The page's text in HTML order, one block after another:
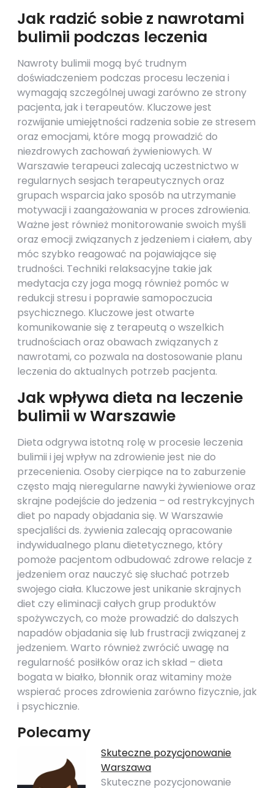
Jak radzić sobie z nawrotami
bulimii podczas leczenia
Nawroty bulimii mogą być trudnym
doświadczeniem podczas procesu leczenia i
wymagają szczególnej uwagi zarówno ze strony
pacjenta, jak i terapeutów. Kluczowe jest
rozwijanie umiejętności radzenia sobie ze stresem
oraz emocjami, które mogą prowadzić do
niezdrowych zachowań żywieniowych. W
Warszawie terapeuci zalecają uczestnictwo w
regularnych sesjach terapeutycznych oraz
grupach wsparcia jako sposób na utrzymanie
motywacji i zaangażowania w proces zdrowienia.
Ważne jest również monitorowanie swoich myśli
oraz emocji związanych z jedzeniem i ciałem, aby
móc szybko reagować na pojawiające się
trudności. Techniki relaksacyjne takie jak
medytacja czy joga mogą również pomóc w
redukcji stresu i poprawie samopoczucia
psychicznego. Kluczowe jest otwarte
komunikowanie się z terapeutą o wszelkich
trudnościach oraz obawach związanych z
nawrotami, co pozwala na dostosowanie planu
leczenia do aktualnych potrzeb pacjenta.
Jak wpływa dieta na leczenie
bulimii w Warszawie
Dieta odgrywa istotną rolę w procesie leczenia
bulimii i jej wpływ na zdrowienie jest nie do
przecenienia. Osoby cierpiące na to zaburzenie
często mają nieregularne nawyki żywieniowe oraz
skrajne podejście do jedzenia – od restrykcyjnych
diet po napady objadania się. W Warszawie
specjaliści ds. żywienia zalecają opracowanie
indywidualnego planu dietetycznego, który
pomoże pacjentom odbudować zdrowe relacje z
jedzeniem oraz nauczyć się słuchać potrzeb
swojego ciała. Kluczowe jest unikanie skrajnych
diet czy eliminacji całych grup produktów
spożywczych, co może prowadzić do dalszych
napadów objadania się lub frustracji związanej z
jedzeniem. Warto również zwrócić uwagę na
regularność posiłków oraz ich skład – dieta
bogata w białko, błonnik oraz witaminy może
wspierać proces zdrowienia zarówno fizycznie, jak
i psychicznie.
Polecamy
Skuteczne pozycjonowanie
Warszawa
Skuteczne pozycjonowanie